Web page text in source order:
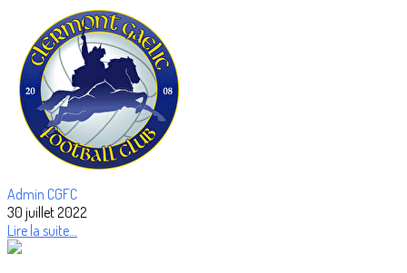
Admin CGFC
30 juillet 2022
Lire la suite...